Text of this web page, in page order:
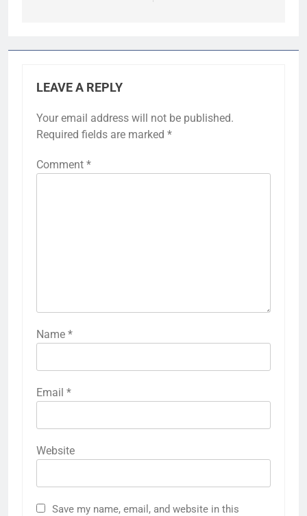
LEAVE A REPLY
Your email address will not be published.
Required fields are marked *
Comment *
Name *
Email *
Website
Save my name, email, and website in this